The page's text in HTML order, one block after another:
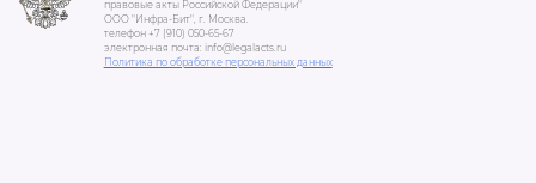
правовые акты Российской Федерации"
ООО "Инфра-Бит", г. Москва.
телефон +7 (910) 050-65-67
электронная почта: info@legalacts.ru
Политика по обработке персональных данных